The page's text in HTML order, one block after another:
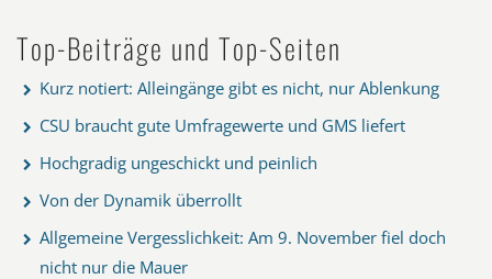
Top-Beiträge und Top-Seiten
Kurz notiert: Alleingänge gibt es nicht, nur Ablenkung
CSU braucht gute Umfragewerte und GMS liefert
Hochgradig ungeschickt und peinlich
Von der Dynamik überrollt
Allgemeine Vergesslichkeit: Am 9. November fiel doch
nicht nur die Mauer